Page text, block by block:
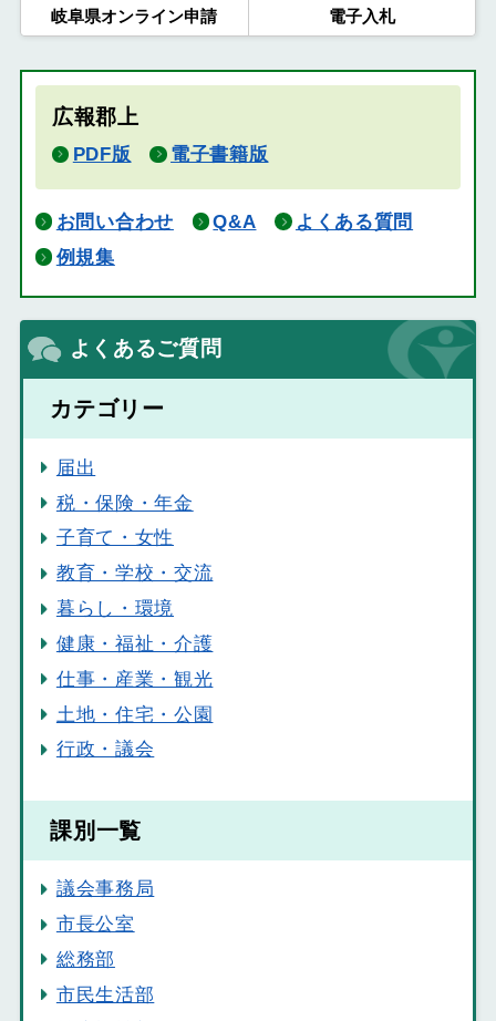
岐阜県オンライン申請 電子入札
広報郡上
PDF版 電子書籍版
お問い合わせ Q&A
よくある質問
例規集
よくあるご質問
カテゴリー
届出
税・保険・年金
子育て・女性
教育・学校・交流
暮らし・環境
健康・福祉・介護
仕事・産業・観光
土地・住宅・公園
行政・議会
課別一覧
議会事務局
市長公室
総務部
市民生活部